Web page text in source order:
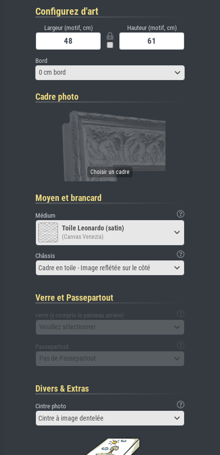
Configurez d'art
Largeur (motif, cm) Hauteur (motif, cm)
Bord
0 cm bord
Cadre photo
Moyen et brancard
Médium
Toile Leonardo (satin)
(Canvas Venezia)
Châssis
Cadre en toile - Image reflétée sur le côté
Verre et Passepartout
verre (y compris le panneau arrière)
Veuillez sélectionner
Passepartout
Pas de Passepartout
Divers & Extras
Cintre photo
Cintre à image dentelée